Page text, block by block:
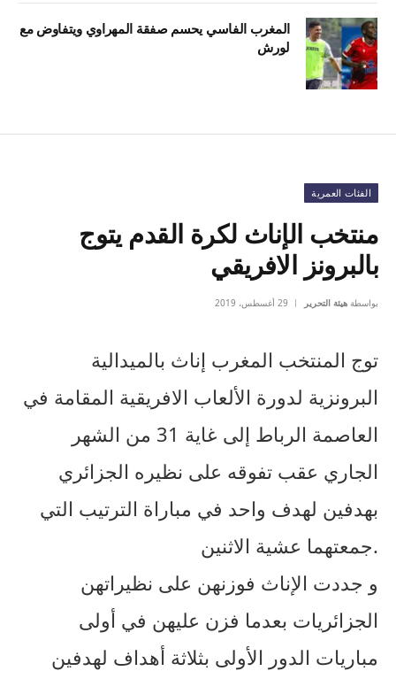
المغرب الفاسي يحسم صفقة المهراوي ويتفاوض مع
لورش
الفئات العمرية
منتخب الإناث لكرة القدم يتوج
بالبرونز الافريقي
بواسطة هيئة التحرير 29 أغسطس، 2019
توج المنتخب المغرب إناث بالميدالية
البرونزية لدورة الألعاب الافريقية المقامة في
العاصمة الرباط إلى غاية 31 من الشهر
الجاري عقب تفوقه على نظيره الجزائري
بهدفين لهدف واحد في مباراة الترتيب التي
جمعتهما عشية الاثنين.
و جددت الإناث فوزنهن على نظيراتهن
الجزائريات بعدما فزن عليهن في أولى
مباريات الدور الأولى بثلاثة أهداف لهدفين